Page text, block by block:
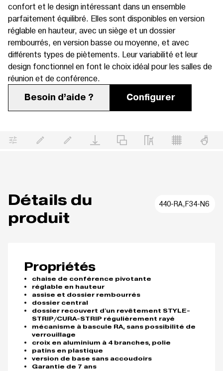
confort et le design intéressant dans un ensemble
parfaitement équilibré. Elles sont disponibles en version
réglable en hauteur, avec un siège et un dossier
rembourrés, en version basse ou moyenne, et avec
différents types de piètements. Leur variabilité et leur
design fonctionnel en font le choix idéal pour les salles de
réunion et de conférence.
Besoin d’aide ? Configurer
Détails du
produit
440-RA,F34-N6
Propriétés
chaise de conférence pivotante
réglable en hauteur
assise et dossier rembourrés
dossier central
dossier recouvert d'un revêtement STYLE-
STRIP/CURA-STRIP régulièrement rayé
mécanisme à bascule RA, sans possibilité de
verrouillage
croix en aluminium à 4 branches, polie
patins en plastique
version de base sans accoudoirs
Garantie de 7 ans